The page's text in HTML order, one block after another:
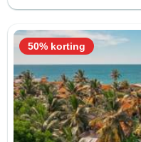
50% korting